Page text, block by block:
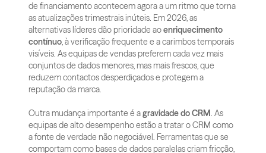
de financiamento acontecem agora a um ritmo que torna
as atualizações trimestrais inúteis. Em 2026, as
alternativas líderes dão prioridade ao enriquecimento
contínuo, à verificação frequente e a carimbos temporais
visíveis. As equipas de vendas preferem cada vez mais
conjuntos de dados menores, mas mais frescos, que
reduzem contactos desperdiçados e protegem a
reputação da marca.
Outra mudança importante é a gravidade do CRM. As
equipas de alto desempenho estão a tratar o CRM como
a fonte de verdade não negociável. Ferramentas que se
comportam como bases de dados paralelas criam fricção,